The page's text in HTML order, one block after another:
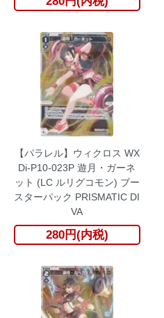
【パラレル】ウィクロス WX
Di-P10-023P 遊月・ガーネ
ット (LC ルリグコモン) ブー
スターパック PRISMATIC DI
VA
280円(内税)